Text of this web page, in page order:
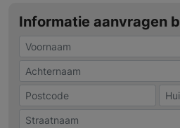
Informatie aanvragen